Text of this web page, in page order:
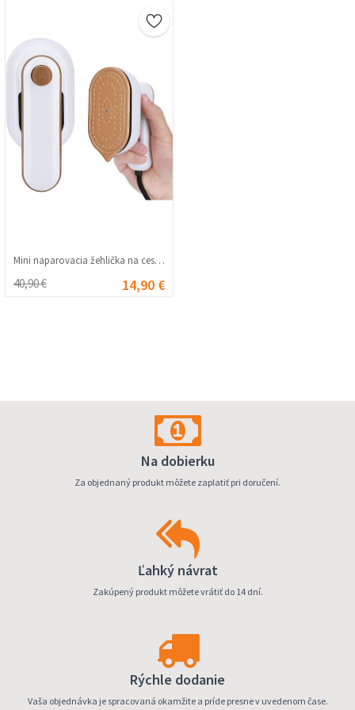
Mini naparovacia žehlička na cesty - Biela 20210835805
40,90 € 14,90 €
Na dobierku
Za objednaný produkt môžete zaplatiť pri doručení.
Ľahký návrat
Zakúpený produkt môžete vrátiť do 14 dní.
Rýchle dodanie
Vaša objednávka je spracovaná okamžite a príde presne v uvedenom čase.